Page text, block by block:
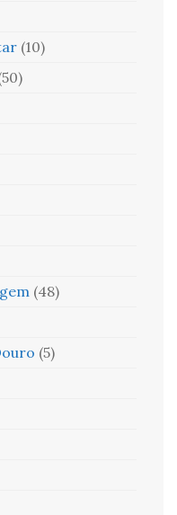
(10)
(48)
(5)